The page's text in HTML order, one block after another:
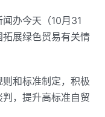
闻办今天（10月31
展绿色贸易有关情
和标准制定，积极
，提升高标准自贸